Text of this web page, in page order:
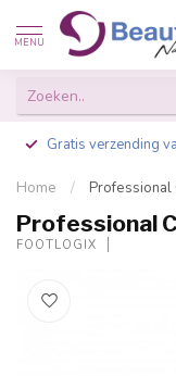
MENU
Gratis verzending
Home / Professional
Professional
FOOTLOGIX